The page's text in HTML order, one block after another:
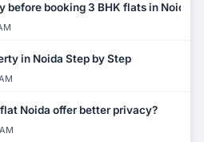
before booking 3 BHK flats in Noida?
in Noida Step by Step
Noida offer better privacy?